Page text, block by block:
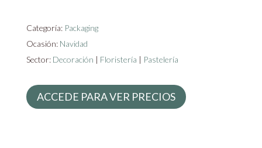
Categoría: Packaging
Ocasión: Navidad
Sector: Decoración | Floristería | Pastelería
ACCEDE PARA VER PRECIOS